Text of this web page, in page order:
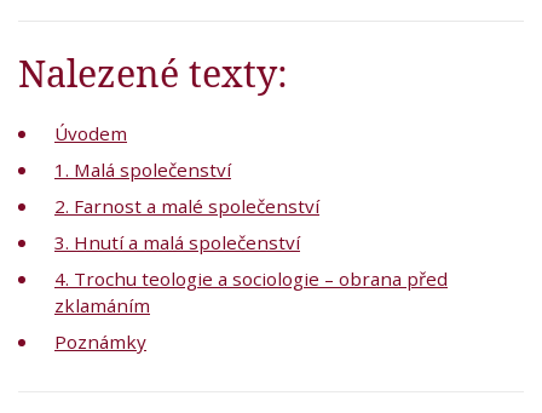
Nalezené texty:
Úvodem
1. Malá společenství
2. Farnost a malé společenství
3. Hnutí a malá společenství
4. Trochu teologie a sociologie – obrana před
zklamáním
Poznámky